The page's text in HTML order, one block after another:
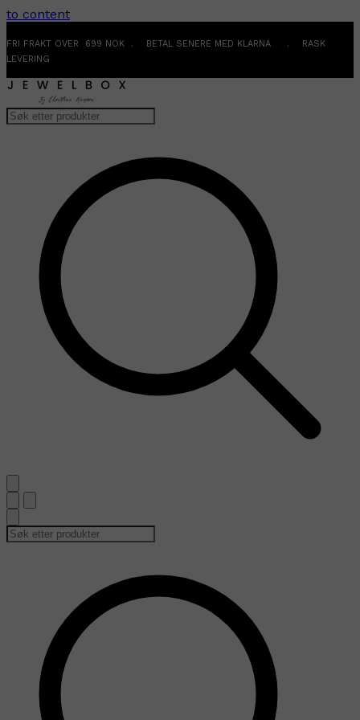
to content
FRI FRAKT OVER 699 NOK . BETAL SENERE MED KLARNA . RASK
LEVERING